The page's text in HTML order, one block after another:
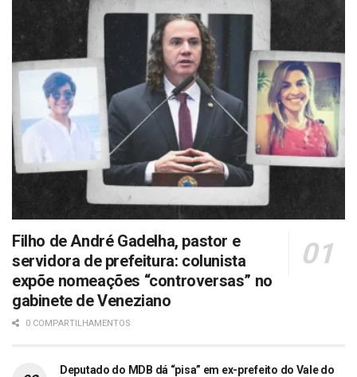
Filho de André Gadelha, pastor e
servidora de prefeitura: colunista
expõe nomeações “controversas” no
gabinete de Veneziano
0 COMPARTILHAMENTOS
Deputado do MDB dá “pisa” em ex-prefeito do Vale do